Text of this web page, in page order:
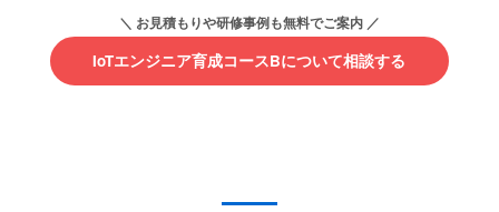
IoTエンジニア育成コースBについて相談する